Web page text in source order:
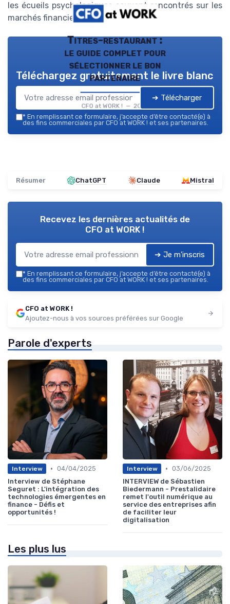
les écueils psychologiques souvent rencontrés sur les
marchés financiers.
Titres-restaurant :
le guide complet pour
sélectionner le bon
partenaire
CFO at WORK ! — 2026
Téléchargez gratuitement le livre blanc
➔ Télécharger
* En remplissant ce formulaire, j’accepte d’être contacté(e) à
des fins commerciales par CFO at WORK ! et ses partenaires.
Résumer ChatGPT Claude Mistral
Recevez les dernières actualités de
CFO at WORK !
➔ Je m'inscris
* En remplissant ce formulaire, j’accepte d’être contacté(e) à
des fins commerciales par CFO at WORK ! et ses partenaires.
CFO at WORK !
Ajoutez-nous à vos sources préférées sur Google
Parole d'experts
Interview • 04/04/2025
Interview de Stéphane
Seguret : L'intégration des
technologies émergentes en
finance - Défis et
opportunités !
Interview • 03/06/2025
INTERVIEW de Sébastien
Biedermann - Prestalidaire
remet l'outil numérique au
service des entreprises afin
de faciliter leur
digitalisation
Les plus lus